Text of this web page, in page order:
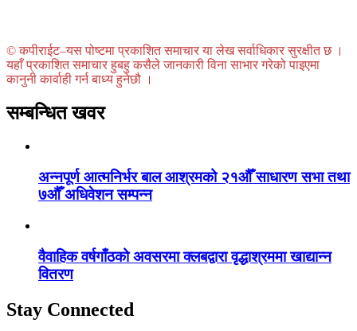
© कपीराईट–यस पोष्टमा प्रकाशित समाचार या लेख सर्वाधिकार सुरक्षीत छ ।
यहाँ प्रकाशित समाचार हुबहु कसैले जानकारी विना साभार गरेको पाइएमा
कानुनी कार्वाही गर्न बाध्य हुनेछौ ।
सम्बन्धित खवर
अन्नपूर्ण आत्मनिर्भर बाल आश्रमको २१औँ साधारण सभा तथा
७औँ अधिवेशन सम्पन्न
वैवाहिक वर्षगाँठको अवसरमा क्लबद्वारा वृद्धाश्रममा खाद्यान्न
वितरण
Stay Connected